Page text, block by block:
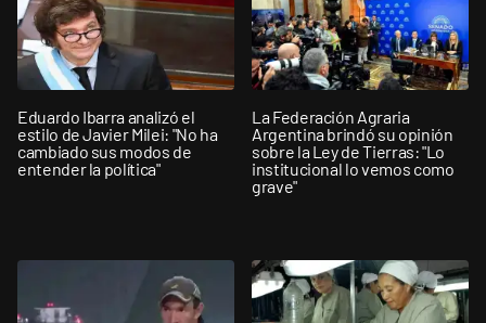
Eduardo Ibarra analizó el
estilo de Javier Milei: "No ha
cambiado sus modos de
entender la política"
La Federación Agraria
Argentina brindó su opinión
sobre la Ley de Tierras: "Lo
institucional lo vemos como
grave"